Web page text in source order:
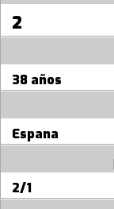
2
38 años
Espana
2/1